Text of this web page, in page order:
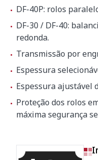
DF-40P: rolos
DF-30 / DF-40:
redonda.
Transmissão por
Espessura
Espessura ajustável
Proteção dos rolos
máxima segurança